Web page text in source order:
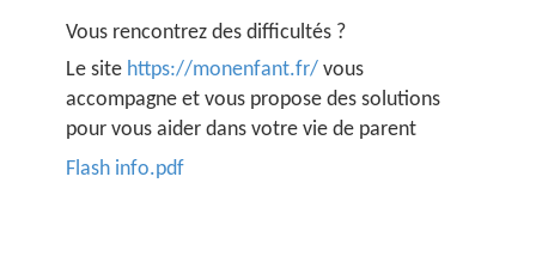
Vous rencontrez des difficultés ?
Le site https://monenfant.fr/ vous
accompagne et vous propose des solutions
pour vous aider dans votre vie de parent
Flash info.pdf